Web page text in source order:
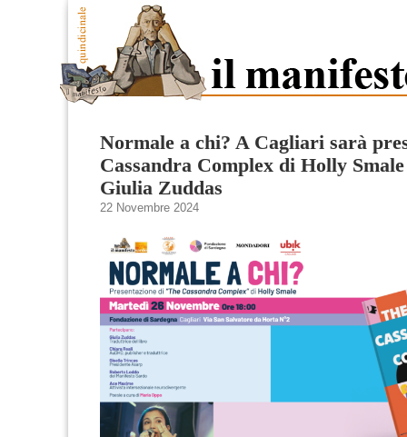
Normale a chi? A Cagliari sarà
Cassandra Complex di Holly
Giulia Zuddas
22 Novembre 2024